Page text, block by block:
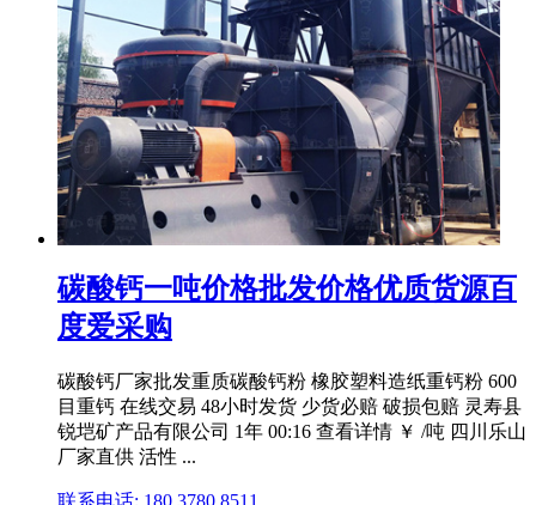
碳酸钙一吨价格批发价格优质货源百
度爱采购
碳酸钙厂家批发重质碳酸钙粉 橡胶塑料造纸重钙粉 600
目重钙 在线交易 48小时发货 少货必赔 破损包赔 灵寿县
锐垲矿产品有限公司 1年 00:16 查看详情 ￥ /吨 四川乐山
厂家直供 活性 ...
联系电话: 180 3780 8511